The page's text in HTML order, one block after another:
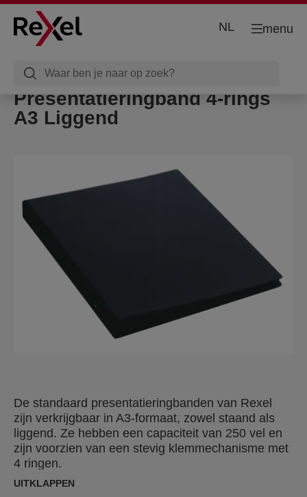
menu
NL
Presentatieringband 4-rings
A3 Liggend
De standaard presentatieringbanden van Rexel
zijn verkrijgbaar in A3-formaat, zowel staand als
liggend. Ze hebben een capaciteit van 250 vel en
zijn voorzien van een stevig klemmechanisme met
4 ringen.
UITKLAPPEN